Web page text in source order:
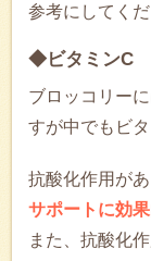
参考にしてくだ
◆ビタミンC
ブロッコリー
すが中でもビ
抗酸化作用があ
サポートに効
また、抗酸化